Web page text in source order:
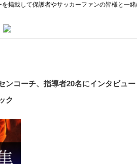
ンコーチ、指導者20名にインタビュー
ク